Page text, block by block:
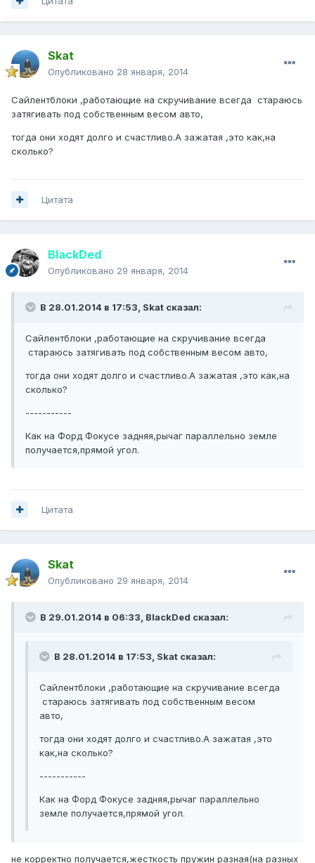
Skat
Опубликовано 28 января, 2014
Сайлентблоки ,работающие на скручивание всегда стараюсь
затягивать под собственным весом авто,
тогда они ходят долго и счастливо.А зажатая ,это как,на
сколько?
Цитата
BlackDed
Опубликовано 29 января, 2014
В 28.01.2014 в 17:53, Skat сказал:
Сайлентблоки ,работающие на скручивание всегда
стараюсь затягивать под собственным весом авто,
тогда они ходят долго и счастливо.А зажатая ,это как,на
сколько?
-----------
Как на Форд Фокусе задняя,рычаг параллельно земле
получается,прямой угол.
Цитата
Skat
Опубликовано 29 января, 2014
В 29.01.2014 в 06:33, BlackDed сказал:
В 28.01.2014 в 17:53, Skat сказал:
Сайлентблоки ,работающие на скручивание всегда
стараюсь затягивать под собственным весом
авто,
тогда они ходят долго и счастливо.А зажатая ,это
как,на сколько?
-----------
Как на Форд Фокусе задняя,рычаг параллельно
земле получается,прямой угол.
не корректно получается,жесткость пружин разная(на разных